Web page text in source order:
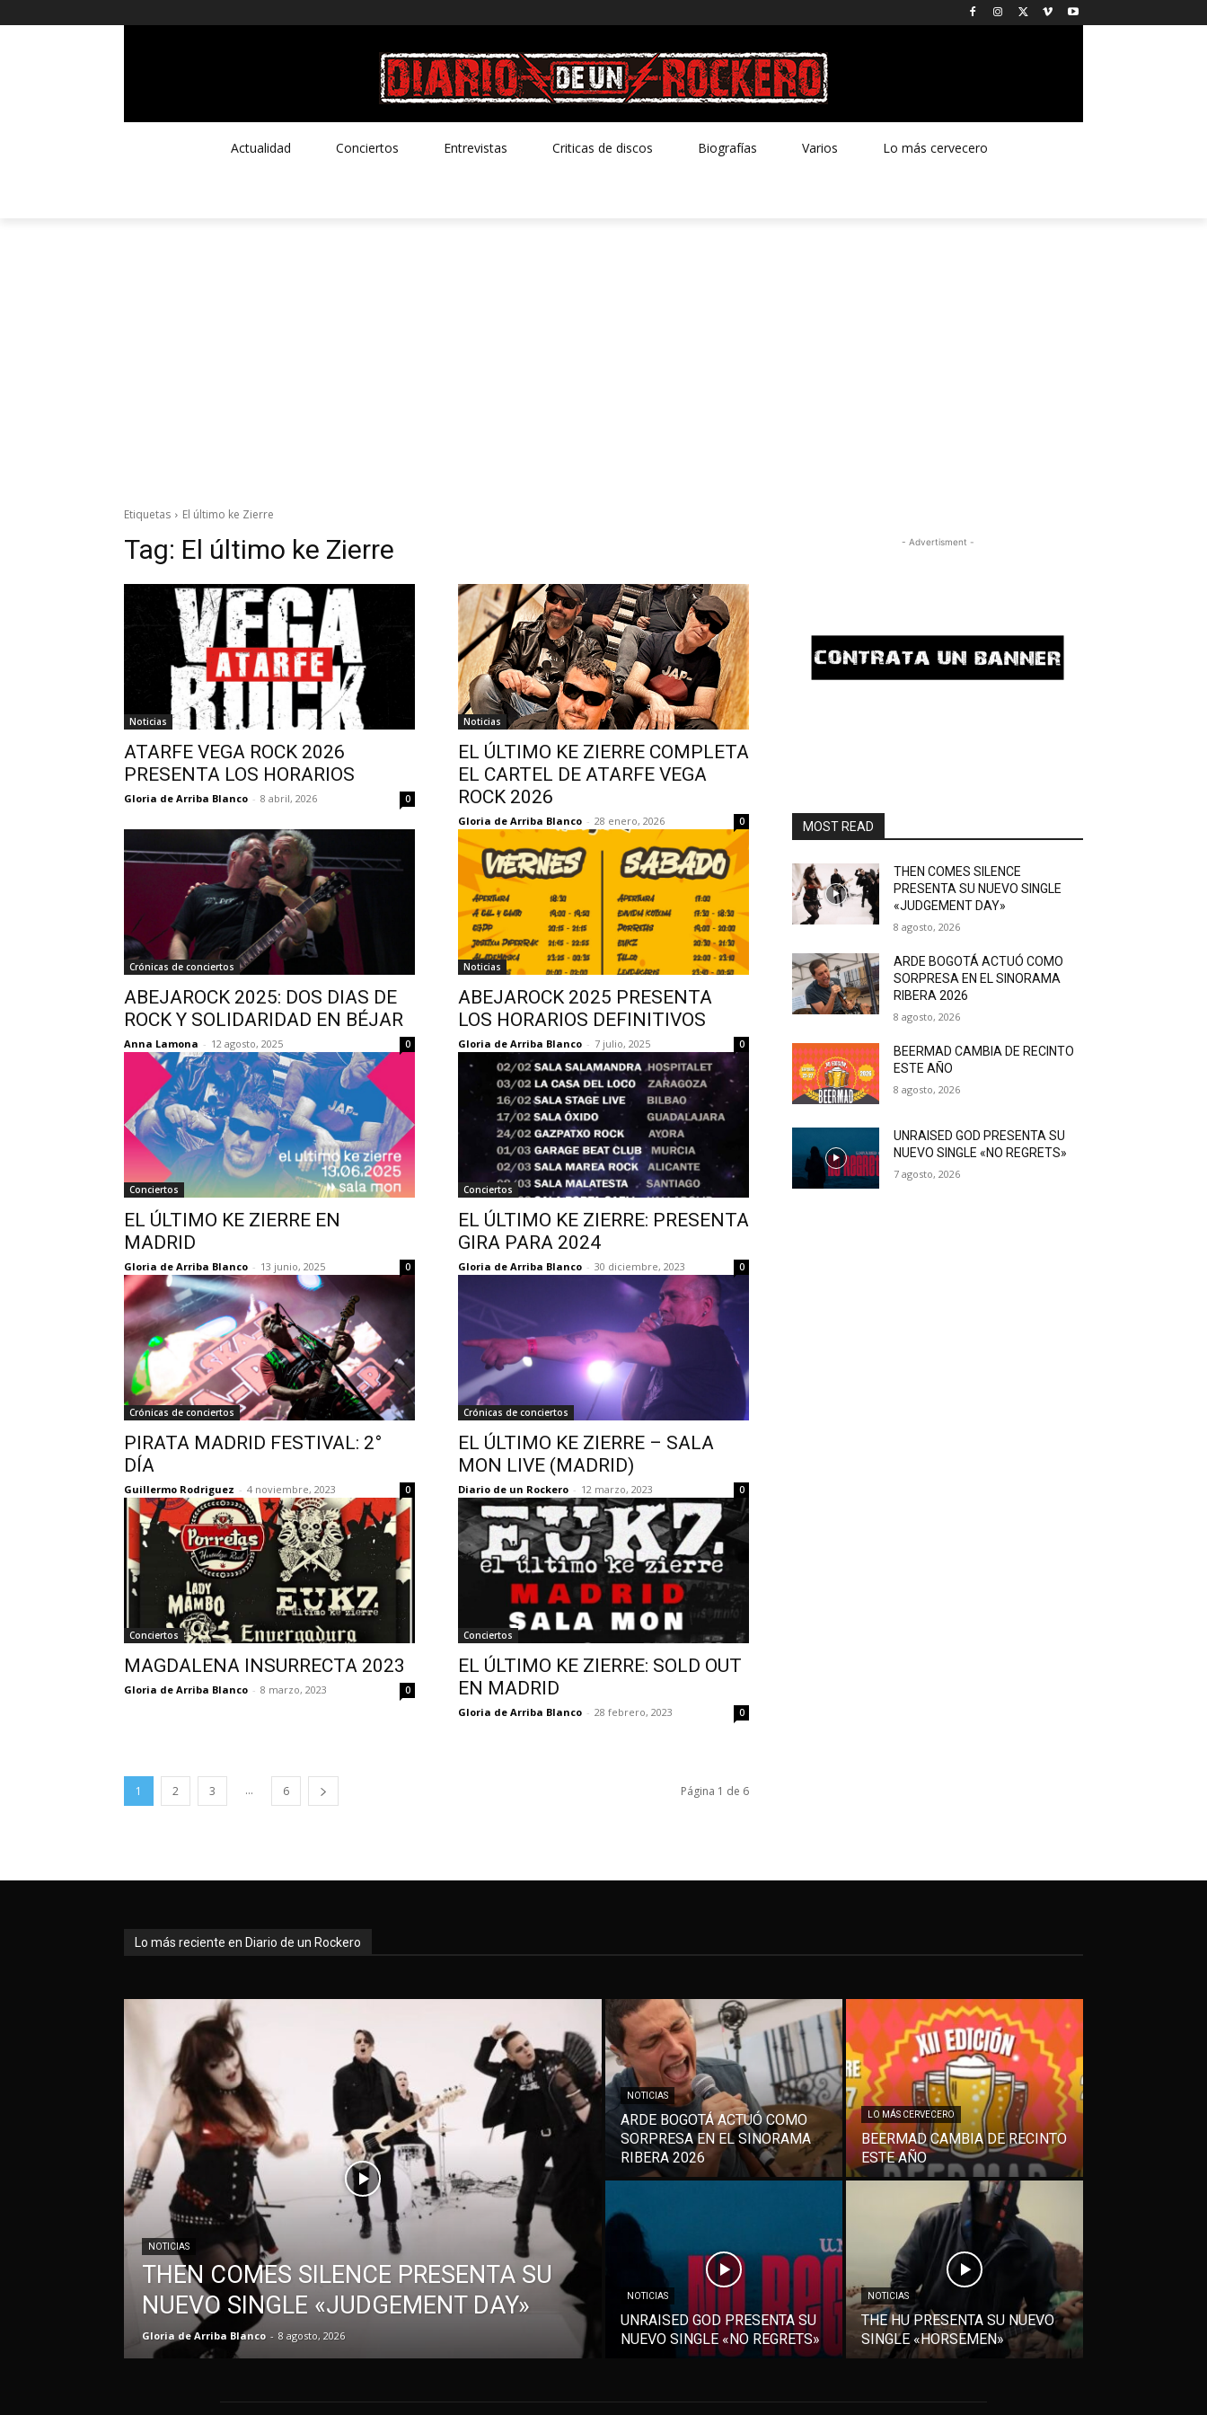
Actualidad Conciertos Entrevistas Criticas de discos Biografías Varios Lo más cervecero
Etiquetas El último ke Zierre
Tag: El último ke Zierre
Noticias
ATARFE VEGA ROCK 2026
PRESENTA LOS HORARIOS
Gloria de Arriba Blanco - 8 abril, 2026 0
Noticias
EL ÚLTIMO KE ZIERRE COMPLETA
EL CARTEL DE ATARFE VEGA
ROCK 2026
Gloria de Arriba Blanco - 28 enero, 2026 0
Crónicas de conciertos
ABEJAROCK 2025: DOS DIAS DE
ROCK Y SOLIDARIDAD EN BÉJAR
Anna Lamona - 12 agosto, 2025 0
Noticias
ABEJAROCK 2025 PRESENTA
LOS HORARIOS DEFINITIVOS
Gloria de Arriba Blanco - 7 julio, 2025 0
Conciertos
EL ÚLTIMO KE ZIERRE EN
MADRID
Gloria de Arriba Blanco - 13 junio, 2025 0
Conciertos
EL ÚLTIMO KE ZIERRE: PRESENTA
GIRA PARA 2024
Gloria de Arriba Blanco - 30 diciembre, 2023 0
Crónicas de conciertos
PIRATA MADRID FESTIVAL: 2°
DÍA
Guillermo Rodriguez - 4 noviembre, 2023 0
Crónicas de conciertos
EL ÚLTIMO KE ZIERRE – SALA
MON LIVE (MADRID)
Diario de un Rockero - 12 marzo, 2023 0
Conciertos
MAGDALENA INSURRECTA 2023
Gloria de Arriba Blanco - 8 marzo, 2023 0
Conciertos
EL ÚLTIMO KE ZIERRE: SOLD OUT
EN MADRID
Gloria de Arriba Blanco - 28 febrero, 2023 0
1 2 3 ... 6 Página 1 de 6
- Advertisment -
MOST READ
THEN COMES SILENCE
PRESENTA SU NUEVO SINGLE
«JUDGEMENT DAY»
8 agosto, 2026
ARDE BOGOTÁ ACTUÓ COMO
SORPRESA EN EL SINORAMA
RIBERA 2026
8 agosto, 2026
BEERMAD CAMBIA DE RECINTO
ESTE AÑO
8 agosto, 2026
UNRAISED GOD PRESENTA SU
NUEVO SINGLE «NO REGRETS»
7 agosto, 2026
Lo más reciente en Diario de un Rockero
NOTICIAS
THEN COMES SILENCE PRESENTA SU
NUEVO SINGLE «JUDGEMENT DAY»
Gloria de Arriba Blanco - 8 agosto, 2026
NOTICIAS
ARDE BOGOTÁ ACTUÓ COMO
SORPRESA EN EL SINORAMA
RIBERA 2026
LO MÁS CERVECERO
BEERMAD CAMBIA DE RECINTO
ESTE AÑO
NOTICIAS
UNRAISED GOD PRESENTA SU
NUEVO SINGLE «NO REGRETS»
NOTICIAS
THE HU PRESENTA SU NUEVO
SINGLE «HORSEMEN»